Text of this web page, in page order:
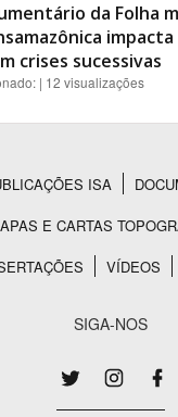
da Folha
crises sucessivas
| 12 visualizações
ISA
E CARTAS
VÍDEOS
SIGA-NOS